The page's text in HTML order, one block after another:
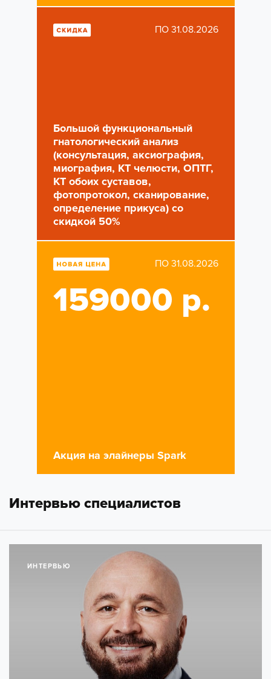
ПО 31.08.2026
Большой функциональный
гнатологический анализ
(консультация, аксиография,
миография, КТ челюсти, ОПТГ,
КТ обоих суставов,
фотопротокол, сканирование,
определение прикуса) со
скидкой 50%
ПО 31.08.2026
159000 р.
Акция на элайнеры Spark
Интервью специалистов
ИНТЕРВЬЮ